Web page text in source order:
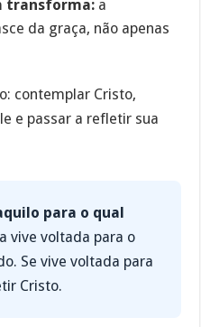
transforma: a
da graça, não apenas
contemplar Cristo,
e passar a refletir sua
para o qual
vive voltada para o
Se vive voltada para
Cristo.